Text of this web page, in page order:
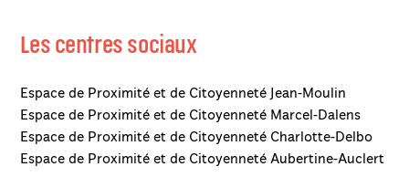
Les centres sociaux
Espace de Proximité et de Citoyenneté Jean-Moulin
Espace de Proximité et de Citoyenneté Marcel-Dalens
Espace de Proximité et de Citoyenneté Charlotte-Delbo
Espace de Proximité et de Citoyenneté Aubertine-Auclert